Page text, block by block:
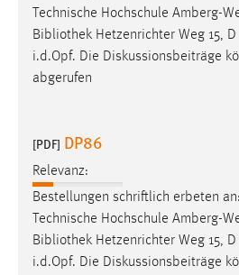
Technische Hochschule Amberg-
Bibliothek Hetzenrichter Weg 15,
i.d.Opf. Die Diskussionsbeiträge
abgerufen
[PDF] DP86
Relevanz:
Bestellungen schriftlich erbeten
Technische Hochschule Amberg-
Bibliothek Hetzenrichter Weg 15,
i.d.Opf. Die Diskussionsbeiträge
Zweck:
Für performante
gespeichert, ob man eingeloggt
Name:
Zweck:
Das Cookie speichert die
Cookie Laufzeit:
30 Tage